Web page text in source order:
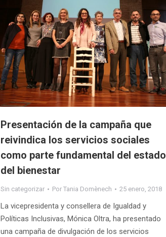
Presentación de la campaña que
reivindica los servicios sociales
como parte fundamental del estado
del bienestar
Sin categorizar Por Tania Domènech 25 enero, 2018
La vicepresidenta y consellera de Igualdad y
Políticas Inclusivas, Mónica Oltra, ha presentado
una campaña de divulgación de los servicios